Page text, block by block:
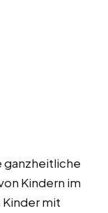
ganzheitliche
Kindern im
Kinder mit